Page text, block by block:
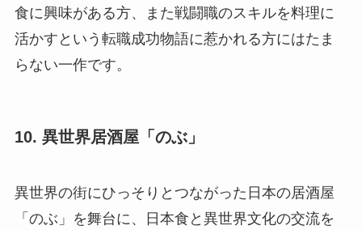
食に興味がある方、また戦闘職のスキルを料理に
活かすという転職成功物語に惹かれる方にはたま
らない一作です。
10. 異世界居酒屋「のぶ」
異世界の街にひっそりとつながった日本の居酒屋
「のぶ」を舞台に、日本食と異世界文化の交流を